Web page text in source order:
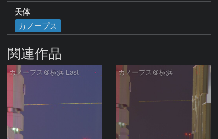
天体
カノープス
関連作品
カノープス＠横浜 Last カノープス＠横浜